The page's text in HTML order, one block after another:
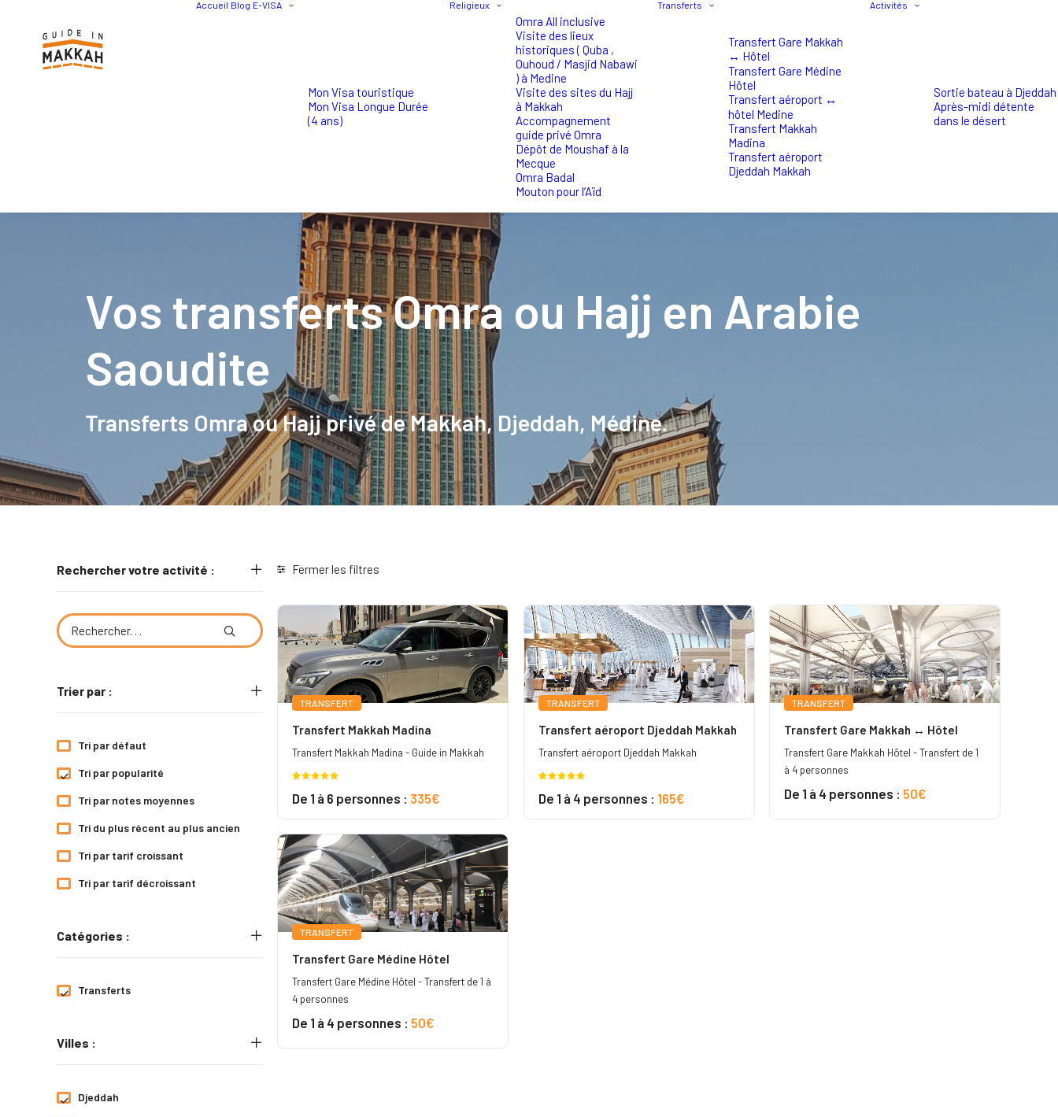
Accueil Blog E-VISA
Mon Visa touristique
Mon Visa Longue Durée
(4 ans)
Religieux
Omra All inclusive
Visite des lieux
historiques ( Quba ,
Ouhoud / Masjid Nabawi
) à Medine
Visite des sites du Hajj
à Makkah
Accompagnement
guide privé Omra
Dépôt de Moushaf à la
Mecque
Omra Badal
Mouton pour l’Aïd
Transferts
Transfert Gare Makkah
↔ Hôtel
Transfert Gare Médine
Hôtel
Transfert aéroport ↔
hôtel Medine
Transfert Makkah
Madina
Transfert aéroport
Djeddah Makkah
Activités
Sortie bateau à Djeddah
Après-midi détente
dans le désert
Vos transferts Omra ou Hajj en Arabie
Saoudite
Transferts Omra ou Hajj privé de Makkah, Djeddah, Médine.
Rechercher votre activité :
Trier par :
Tri par défaut
Tri par popularité
Tri par notes moyennes
Tri du plus récent au plus ancien
Tri par tarif croissant
Tri par tarif décroissant
Catégories :
Transferts
Villes :
Djeddah
Fermer les filtres
TRANSFERT
Transfert Makkah Madina
Transfert Makkah Madina - Guide in Makkah
sur 5
client
De 1 à 6 personnes : 335€
TRANSFERT
Transfert aéroport Djeddah Makkah
Transfert aéroport Djeddah Makkah
sur 5
De 1 à 4 personnes : 165€
TRANSFERT
Transfert Gare Makkah ↔ Hôtel
Transfert Gare Makkah Hôtel - Transfert de 1
à 4 personnes
De 1 à 4 personnes : 50€
TRANSFERT
Transfert Gare Médine Hôtel
Transfert Gare Médine Hôtel - Transfert de 1 à
4 personnes
De 1 à 4 personnes : 50€